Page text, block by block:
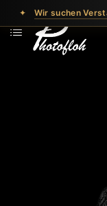
✦ Wir suchen